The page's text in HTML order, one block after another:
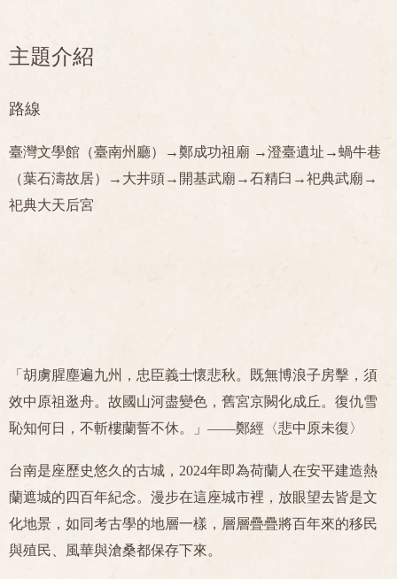
主題介紹
路線
臺灣文學館（臺南州廳）→鄭成功祖廟 →澄臺遺址→蝸牛巷
（葉石濤故居）→大井頭→開基武廟→石精臼→祀典武廟→
祀典大天后宮
「胡虜腥塵遍九州，忠臣義士懷悲秋。既無博浪子房擊，須
效中原祖逖舟。故國山河盡變色，舊宮京闕化成丘。復仇雪
恥知何日，不斬樓蘭誓不休。」——鄭經〈悲中原未復〉
台南是座歷史悠久的古城，2024年即為荷蘭人在安平建造熱
蘭遮城的四百年紀念。漫步在這座城市裡，放眼望去皆是文
化地景，如同考古學的地層一樣，層層疊疊將百年來的移民
與殖民、風華與滄桑都保存下來。